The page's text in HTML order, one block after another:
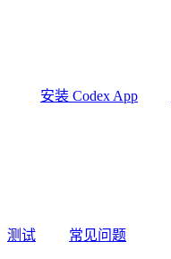
安装 Codex App
测试 常见问题